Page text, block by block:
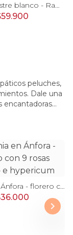
Ramo silvestre blanco - Ramo de flores circular con rosas blancas, claveles blancos, astromelias e hypericum verde
peluches,
Dale una
encantadoras
Antonia en Ánfora - florero con 9 rosas naranjo e hypericum